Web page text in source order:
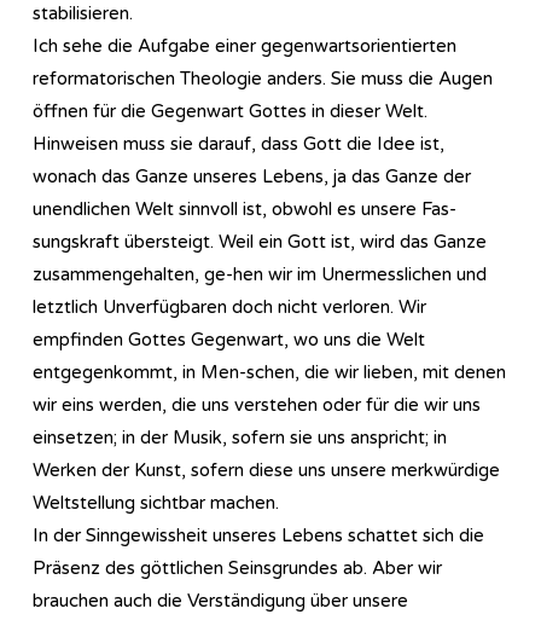
stabilisieren.
Ich sehe die Aufgabe einer gegenwartsorientierten
reformatorischen Theologie anders. Sie muss die Augen
öffnen für die Gegenwart Gottes in dieser Welt.
Hinweisen muss sie darauf, dass Gott die Idee ist,
wonach das Ganze unseres Lebens, ja das Ganze der
unendlichen Welt sinnvoll ist, obwohl es unsere Fas-
sungskraft übersteigt. Weil ein Gott ist, wird das Ganze
zusammengehalten, ge-hen wir im Unermesslichen und
letztlich Unverfügbaren doch nicht verloren. Wir
empfinden Gottes Gegenwart, wo uns die Welt
entgegenkommt, in Men-schen, die wir lieben, mit denen
wir eins werden, die uns verstehen oder für die wir uns
einsetzen; in der Musik, sofern sie uns anspricht; in
Werken der Kunst, sofern diese uns unsere merkwürdige
Weltstellung sichtbar machen.
In der Sinngewissheit unseres Lebens schattet sich die
Präsenz des göttlichen Seinsgrundes ab. Aber wir
brauchen auch die Verständigung über unsere